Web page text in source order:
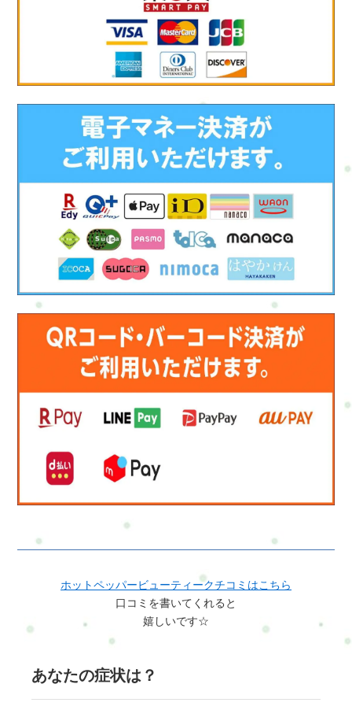
ホットペッパービューティークチコミはこちら
口コミを書いてくれると
嬉しいです☆
あなたの症状は？